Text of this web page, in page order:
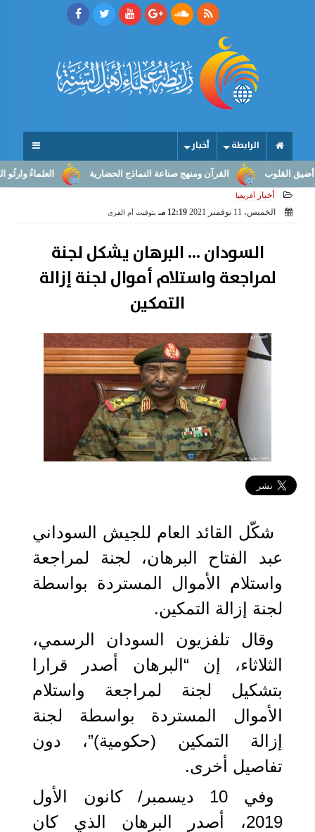
الرابطة أخبار
العلماءُ وارثُو النبوّة: من القرآن ومنهج صناعة النماذج الحضارية
أخبار أفريقيا
الخميس، 11 نوفمبر 2021 12:19 مـ بتوقيت أم القرى
السودان ... البرهان يشكل لجنة
لمراجعة واستلام أموال لجنة إزالة
التمكين
شكّل القائد العام للجيش السوداني
عبد الفتاح البرهان، لجنة لمراجعة
واستلام الأموال المستردة بواسطة
لجنة إزالة التمكين.
وقال تلفزيون السودان الرسمي،
الثلاثاء، إن “البرهان أصدر قرارا
بتشكيل لجنة لمراجعة واستلام
الأموال المستردة بواسطة لجنة
إزالة التمكين (حكومية)”، دون
تفاصيل أخرى.
وفي 10 ديسمبر/ كانون الأول
2019، أصدر البرهان الذي كان